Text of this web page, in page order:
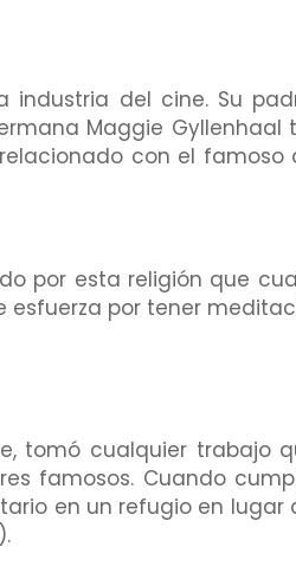
del cine. Su
Maggie Gyllenhaal
con el famoso
por esta religión que
por tener
tomó cualquier trabajo
famosos. Cuando
en un refugio en lugar